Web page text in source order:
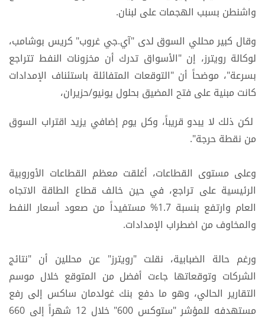
واشنطن بسبب الهجمات على لبنان.
وقال كبير محللي السوق لدى "آي.جي غروب" كريس بوشامب،
لوكالة رويترز، إن "الأسواق تدرك أن مخزونات النفط تتراجع
بسرعة"، موضحاً أن "التوقعات المتفائلة باستئناف الإمدادات
كانت مبنية على فتح المضيق بحلول يونيو/حزيران،
لكن ذلك لا يبدو قريباً، وكل يوم إضافي يزيد اقتراب السوق
من نقطة حرجة".
وعلى مستوى القطاعات، أغلقت معظم القطاعات الأوروبية
الرئيسية على تراجع، في حين خالف قطاع الطاقة الاتجاه
العام وارتفع بنسبة 1.7% مستفيداً من صعود أسعار النفط
والمخاوف من اضطراب الإمدادات.
ورغم حالة الضبابية، نقلت "رويترز" عن محللين أن "نتائج
الشركات وتوقعاتها جاءت أفضل من المتوقع خلال موسم
التقارير الحالي، وهو ما دفع بنك غولدمان ساكس إلى رفع
مستهدفه للمؤشر "ستوكس 600" خلال 12 شهراً إلى 660